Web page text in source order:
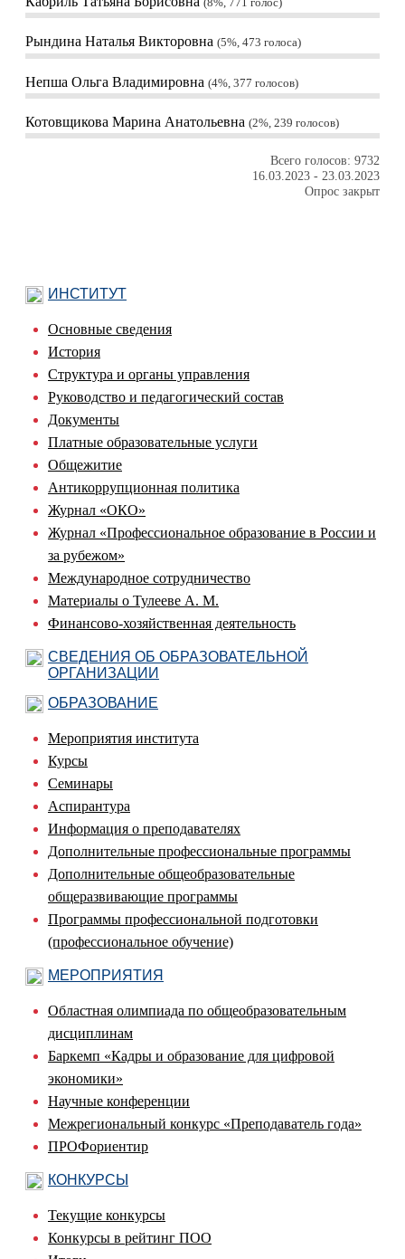
8%, 771 голос
Рындина Наталья Викторовна 5%, 473 голоса
Непша Ольга Владимировна 4%, 377 голосов
Котовщикова Марина Анатольевна 2%, 239 голосов
Всего голосов: 9732
16.03.2023 - 23.03.2023
Опрос закрыт
ИНСТИТУТ
Основные сведения
История
Структура и органы управления
Руководство и педагогический состав
Документы
Платные образовательные услуги
Общежитие
Антикоррупционная политика
Журнал «ОКО»
Журнал «Профессиональное образование в России и
за рубежом»
Международное сотрудничество
Материалы о Тулееве А. М.
Финансово-хозяйственная деятельность
СВЕДЕНИЯ ОБ ОБРАЗОВАТЕЛЬНОЙ
ОРГАНИЗАЦИИ
ОБРАЗОВАНИЕ
Мероприятия института
Курсы
Семинары
Аспирантура
Информация о преподавателях
Дополнительные профессиональные программы
Дополнительные общеобразовательные
общеразвивающие программы
Программы профессиональной подготовки
(профессиональное обучение)
МЕРОПРИЯТИЯ
Областная олимпиада по общеобразовательным
дисциплинам
Баркемп «Кадры и образование для цифровой
экономики»
Научные конференции
Межрегиональный конкурс «Преподаватель года»
ПРОФориентир
КОНКУРСЫ
Текущие конкурсы
Конкурсы в рейтинг ПОО